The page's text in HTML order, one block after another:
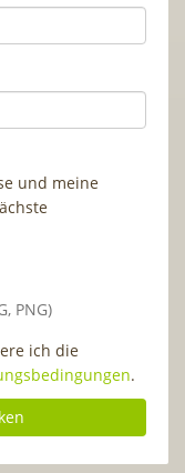
und meine
PNG)
ich die
.